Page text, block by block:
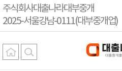
주식회사대출나라대부중개
2025-서울강남-0111(대부중개업)